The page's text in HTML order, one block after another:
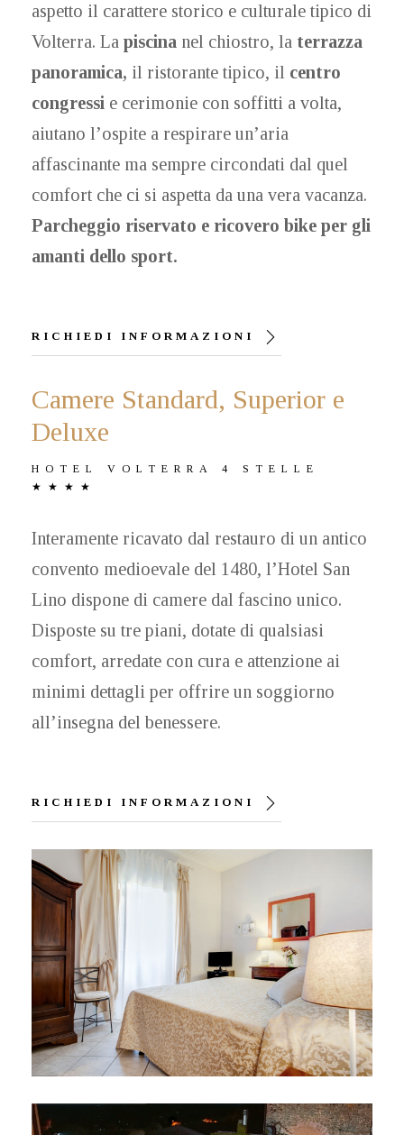
aspetto il carattere storico e culturale tipico di
Volterra. La piscina nel chiostro, la terrazza
panoramica, il ristorante tipico, il centro
congressi e cerimonie con soffitti a volta,
aiutano l’ospite a respirare un’aria
affascinante ma sempre circondati dal quel
comfort che ci si aspetta da una vera vacanza.
Parcheggio riservato e ricovero bike per gli
amanti dello sport.
RICHIEDI INFORMAZIONI
Camere Standard, Superior e
Deluxe
HOTEL VOLTERRA 4 STELLE
★★★★
Interamente ricavato dal restauro di un antico
convento medioevale del 1480, l’Hotel San
Lino dispone di camere dal fascino unico.
Disposte su tre piani, dotate di qualsiasi
comfort, arredate con cura e attenzione ai
minimi dettagli per offrire un soggiorno
all’insegna del benessere.
RICHIEDI INFORMAZIONI